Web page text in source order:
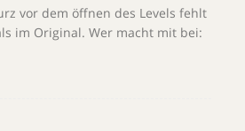
vor dem öffnen des Levels fehlt
im Original. Wer macht mit bei: